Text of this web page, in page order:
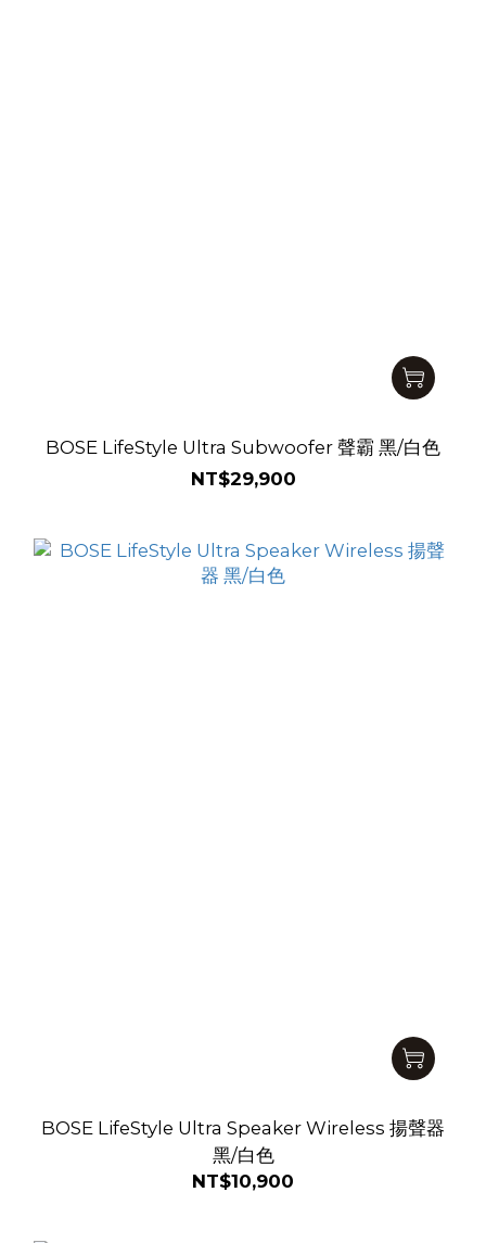
BOSE LifeStyle Ultra Subwoofer 聲霸 黑/白色
NT$29,900
BOSE LifeStyle Ultra Speaker Wireless 揚聲器
黑/白色
NT$10,900